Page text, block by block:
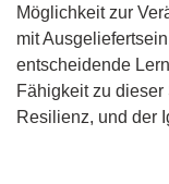
Möglichkeit zur
mit
entscheidende
Fähigkeit zu
Resilienz, und der